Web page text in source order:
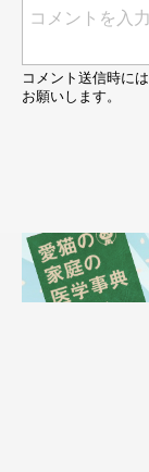
ねこのきもち投稿写真ギ
では、暑い時期
なものなのでし
られたエピソー